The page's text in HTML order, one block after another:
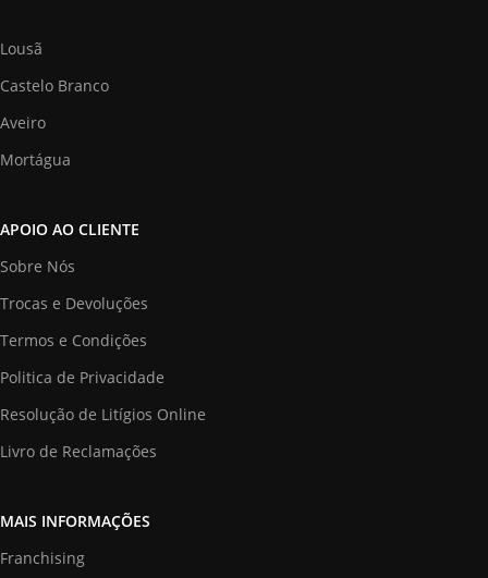
Lousã
Castelo Branco
Aveiro
Mortágua
APOIO AO CLIENTE
Sobre Nós
Trocas e Devoluções
Termos e Condições
Politica de Privacidade
Resolução de Litígios Online
Livro de Reclamações
MAIS INFORMAÇÕES
Franchising